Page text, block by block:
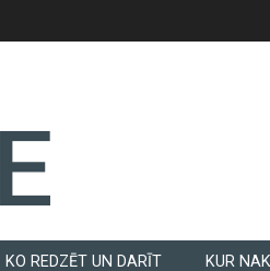
KO REDZĒT UN DARĪT KUR